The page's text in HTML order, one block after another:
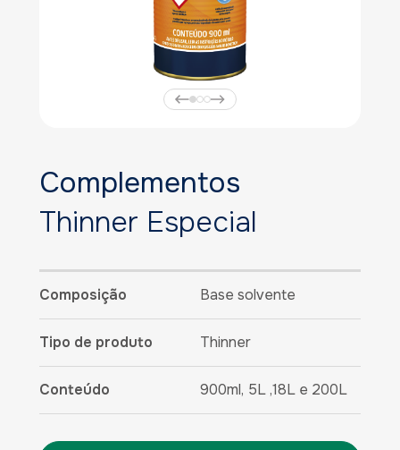
Complementos
Thinner Especial
Composição Base solvente
Tipo de produto Thinner
Conteúdo 900ml, 5L ,18L e 200L